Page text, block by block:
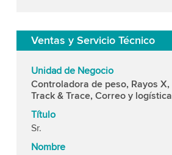
Ventas y Servicio Técnico
Unidad de Negocio
Controladora de peso, Rayos X,
Track & Trace, Correo y logística
Título
Sr.
Nombre